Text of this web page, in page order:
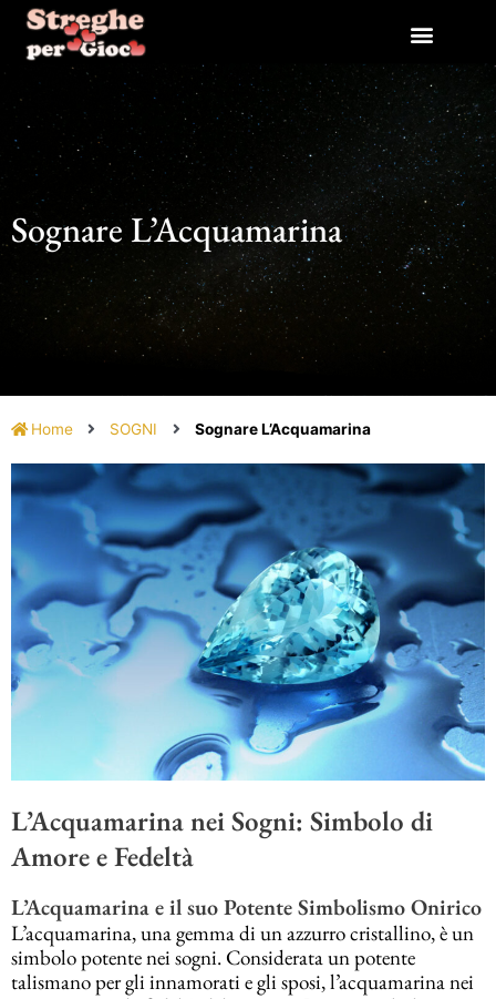
contenuto
Sognare L’Acquamarina
Home SOGNI Sognare L’Acquamarina
L’Acquamarina nei Sogni: Simbolo di
Amore e Fedeltà
L’Acquamarina e il suo Potente Simbolismo Onirico
L’acquamarina, una gemma di un azzurro cristallino, è un
simbolo potente nei sogni. Considerata un potente
talismano per gli innamorati e gli sposi, l’acquamarina nei